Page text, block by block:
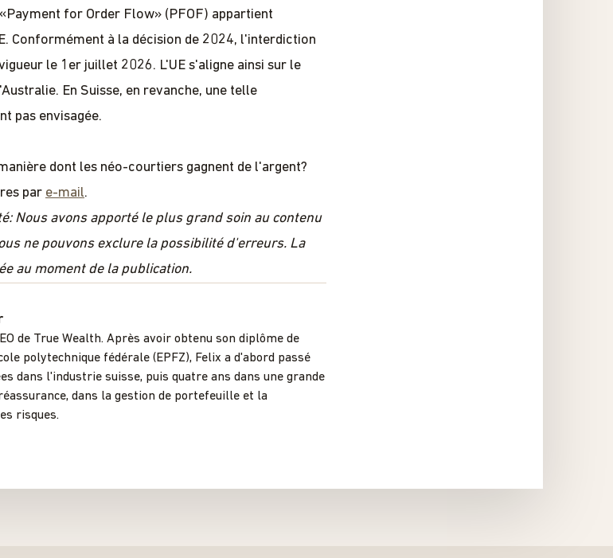
for Order Flow» (PFOF) appartient
Conformément à la décision de 2024, l'interdiction
le 1er juillet 2026. L'UE s'aligne ainsi sur le
En Suisse, en revanche, une telle
pas envisagée.
dont les néo-courtiers gagnent de l'argent?
par e-mail.
Nous avons apporté le plus grand soin au contenu
ne pouvons exclure la possibilité d'erreurs. La
au moment de la publication.
de True Wealth. Après avoir obtenu son diplôme de
polytechnique fédérale (EPFZ), Felix a d'abord passé
dans l'industrie suisse, puis quatre ans dans une grande
dans la gestion de portefeuille et la
risques.